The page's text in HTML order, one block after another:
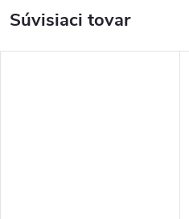
Súvisiaci tovar